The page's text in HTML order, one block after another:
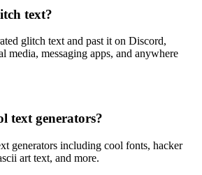
text?
glitch text and past it on Discord,
media, messaging apps, and anywhere
text generators?
generators including cool fonts, hacker
art text, and more.